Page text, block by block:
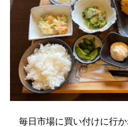
毎日市場に買い付けに行